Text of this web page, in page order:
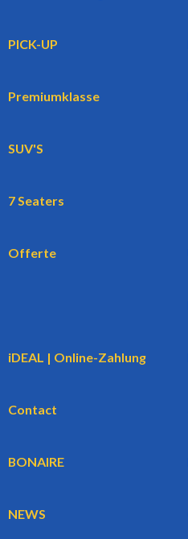
PICK-UP
Premiumklasse
SUV'S
7 Seaters
Offerte
iDEAL | Online-Zahlung
Contact
BONAIRE
NEWS